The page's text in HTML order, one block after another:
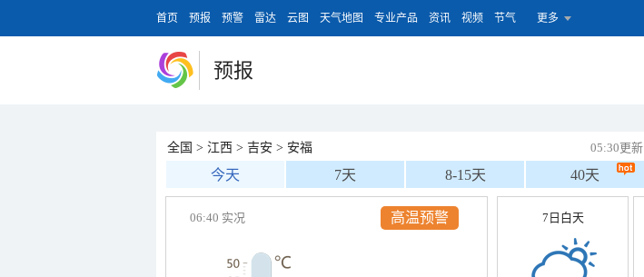
首页 预报 预警 雷达 云图 天气地图 专业产品 资讯 视频 节气 更多
预报
全国 > 江西 > 吉安 > 安福 05:30更新
今天 7天 8-15天 40天
高温预警
06:40 实况 7日白天